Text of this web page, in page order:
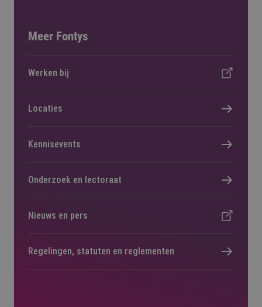
Meer Fontys
Werken bij
Locaties
Kennisevents
Onderzoek en lectoraat
Nieuws en pers
Regelingen, statuten en reglementen